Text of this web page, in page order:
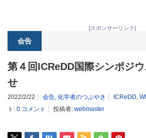
[スポンサーリンク]
会告
第４回ICReDD国際シンポジ
せ
2022/2/22 会告, 化学者のつぶやき ICReDD,
ト: 0 コメント 投稿者: webmaster